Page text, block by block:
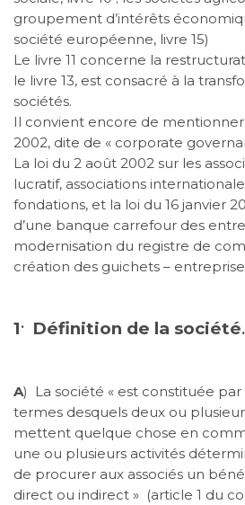
groupement d’intérêts
société européenne, livre 15)
Le livre 11 concerne la
le livre 13, est consacré à la
sociétés.
Il convient encore de
2002, dite de « corporate
La loi du 2 août 2002 sur les
lucratif, associations
fondations, et la loi du 16 janvier
d’une banque carrefour des
modernisation du registre de
création des guichets –
1. Définition de la société.
A)
La société « est constituée
termes desquels deux ou
mettent quelque chose en
une ou plusieurs activités
de procurer aux associés un
direct ou indirect » (article 1 du